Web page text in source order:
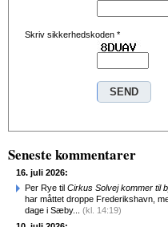
Skriv sikkerhedskoden *
Seneste kommentarer
16. juli 2026:
Per Rye til Cirkus Solvej kommer til
har måttet droppe Frederikshavn,
dage i Sæby... (kl. 14:19)